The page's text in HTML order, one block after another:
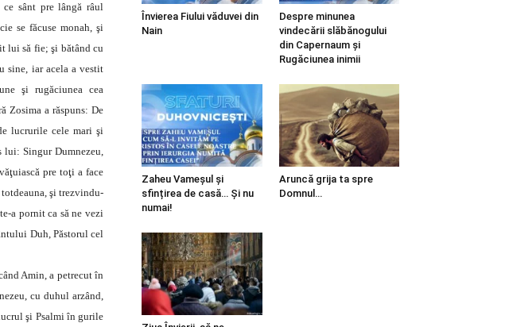
sânt pre lângă râul
se făcuse monah, şi
lui să fie; şi bătând cu
sine, iar acela a vestit
şi rugăciunea cea
Zosima a răspuns: De
lucrurile cele mari şi
lui: Singur Dumnezeu,
pre toţi a face
şi trezvindu-
a pornit ca să ne vezi
Duh, Păstorul cel
Amin, a petrecut în
cu duhul arzând,
şi Psalmi în gurile
Învierea Fiului văduvei din
Nain
Despre minunea
vindecării slăbănogului
din Capernaum și
Rugăciunea inimii
Zaheu Vameșul și
sfințirea de casă… Și nu
numai!
Aruncă grija ta spre
Domnul…